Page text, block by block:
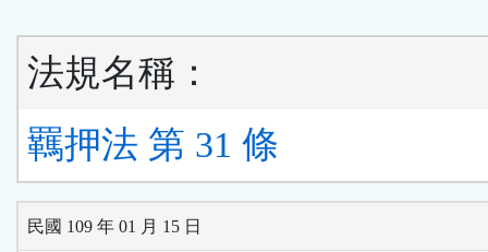
法規名稱：
羈押法 第 31 條
民國 109 年 01 月 15 日